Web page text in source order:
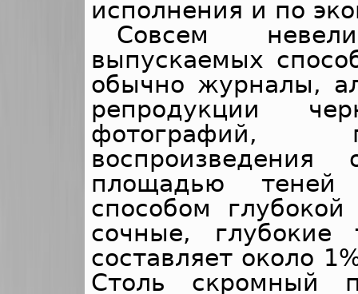
исполнения и по
Совсем
выпускаемых
обычно журналы,
репродукции
фотографий,
площадью теней
способом
сочные,
составляет около
Столь скромный